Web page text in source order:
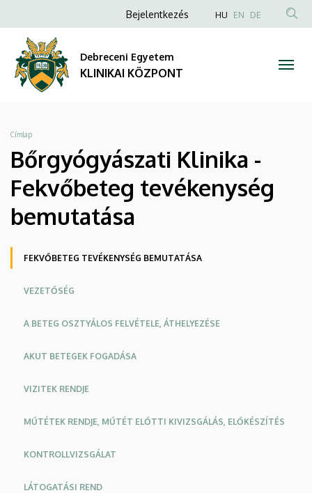
Bőrgyógyászati
Klinika
Fekvőbeteg
tevékenység
bemutatása
KLINIKAI
KÖZPONT
a
tartalomra
Anonim
fiók
menüje
Bejelentkezés HU EN DE
Debreceni Egyetem
KLINIKAI KÖZPONT
Morzsa
Címlap
Bőrgyógyászati Klinika -
Fekvőbeteg tevékenység
bemutatása
Oldalmenü
FEKVŐBETEG TEVÉKENYSÉG BEMUTATÁSA
VEZETŐSÉG
A BETEG OSZTYÁLOS FELVÉTELE, ÁTHELYEZÉSE
AKUT BETEGEK FOGADÁSA
VIZITEK RENDJE
MŰTÉTEK RENDJE, MŰTÉT ELŐTTI KIVIZSGÁLÁS, ELŐKÉSZÍTÉS
KONTROLLVIZSGÁLAT
LÁTOGATÁSI REND